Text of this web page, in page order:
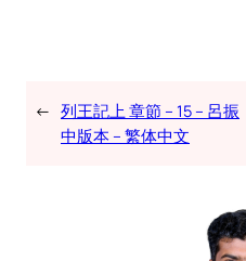
← 列王記上 章節 – 15 – 呂振
中版本 – 繁体中文